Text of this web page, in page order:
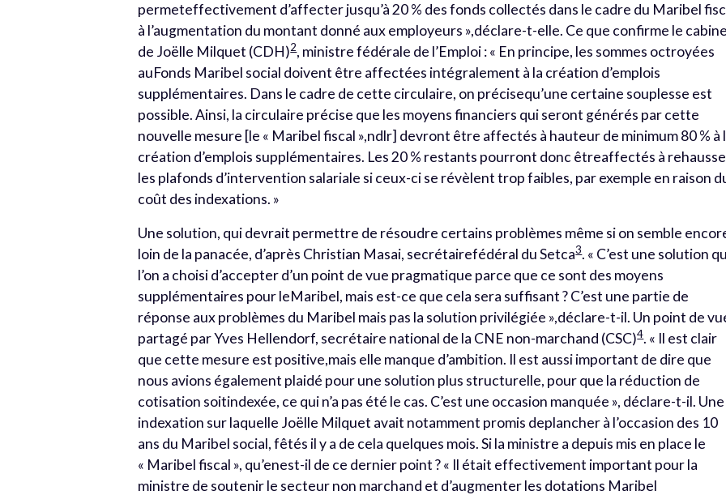
permeteffectivement d’affecter jusqu’à 20 % des fonds collectés dans le cadre du Maribel
à l’augmentation du montant donné aux employeurs »,déclare-t-elle. Ce que confirme le
de Joëlle Milquet (CDH)2, ministre fédérale de l’Emploi : « En principe, les sommes octroyées
auFonds Maribel social doivent être affectées intégralement à la création d’emplois
supplémentaires. Dans le cadre de cette circulaire, on précisequ’une certaine souplesse est
possible. Ainsi, la circulaire précise que les moyens financiers qui seront générés par cette
nouvelle mesure [le « Maribel fiscal »,ndlr] devront être affectés à hauteur de minimum 80 % à
création d’emplois supplémentaires. Les 20 % restants pourront donc êtreaffectés à
les plafonds d’intervention salariale si ceux-ci se révèlent trop faibles, par exemple en raison
coût des indexations. »
Une solution, qui devrait permettre de résoudre certains problèmes même si on semble
loin de la panacée, d’après Christian Masai, secrétairefédéral du Setca3. « C’est une solution
l’on a choisi d’accepter d’un point de vue pragmatique parce que ce sont des moyens
supplémentaires pour leMaribel, mais est-ce que cela sera suffisant ? C’est une partie de
réponse aux problèmes du Maribel mais pas la solution privilégiée »,déclare-t-il. Un point de
partagé par Yves Hellendorf, secrétaire national de la CNE non-marchand (CSC)4. « Il est clair
que cette mesure est positive,mais elle manque d’ambition. Il est aussi important de dire que
nous avions également plaidé pour une solution plus structurelle, pour que la réduction de
cotisation soitindexée, ce qui n’a pas été le cas. C’est une occasion manquée », déclare-t-il. Une
indexation sur laquelle Joëlle Milquet avait notamment promis deplancher à l’occasion des 10
ans du Maribel social, fêtés il y a de cela quelques mois. Si la ministre a depuis mis en place le
« Maribel fiscal », qu’enest-il de ce dernier point ? « Il était effectivement important pour la
ministre de soutenir le secteur non marchand et d’augmenter les dotations Maribel